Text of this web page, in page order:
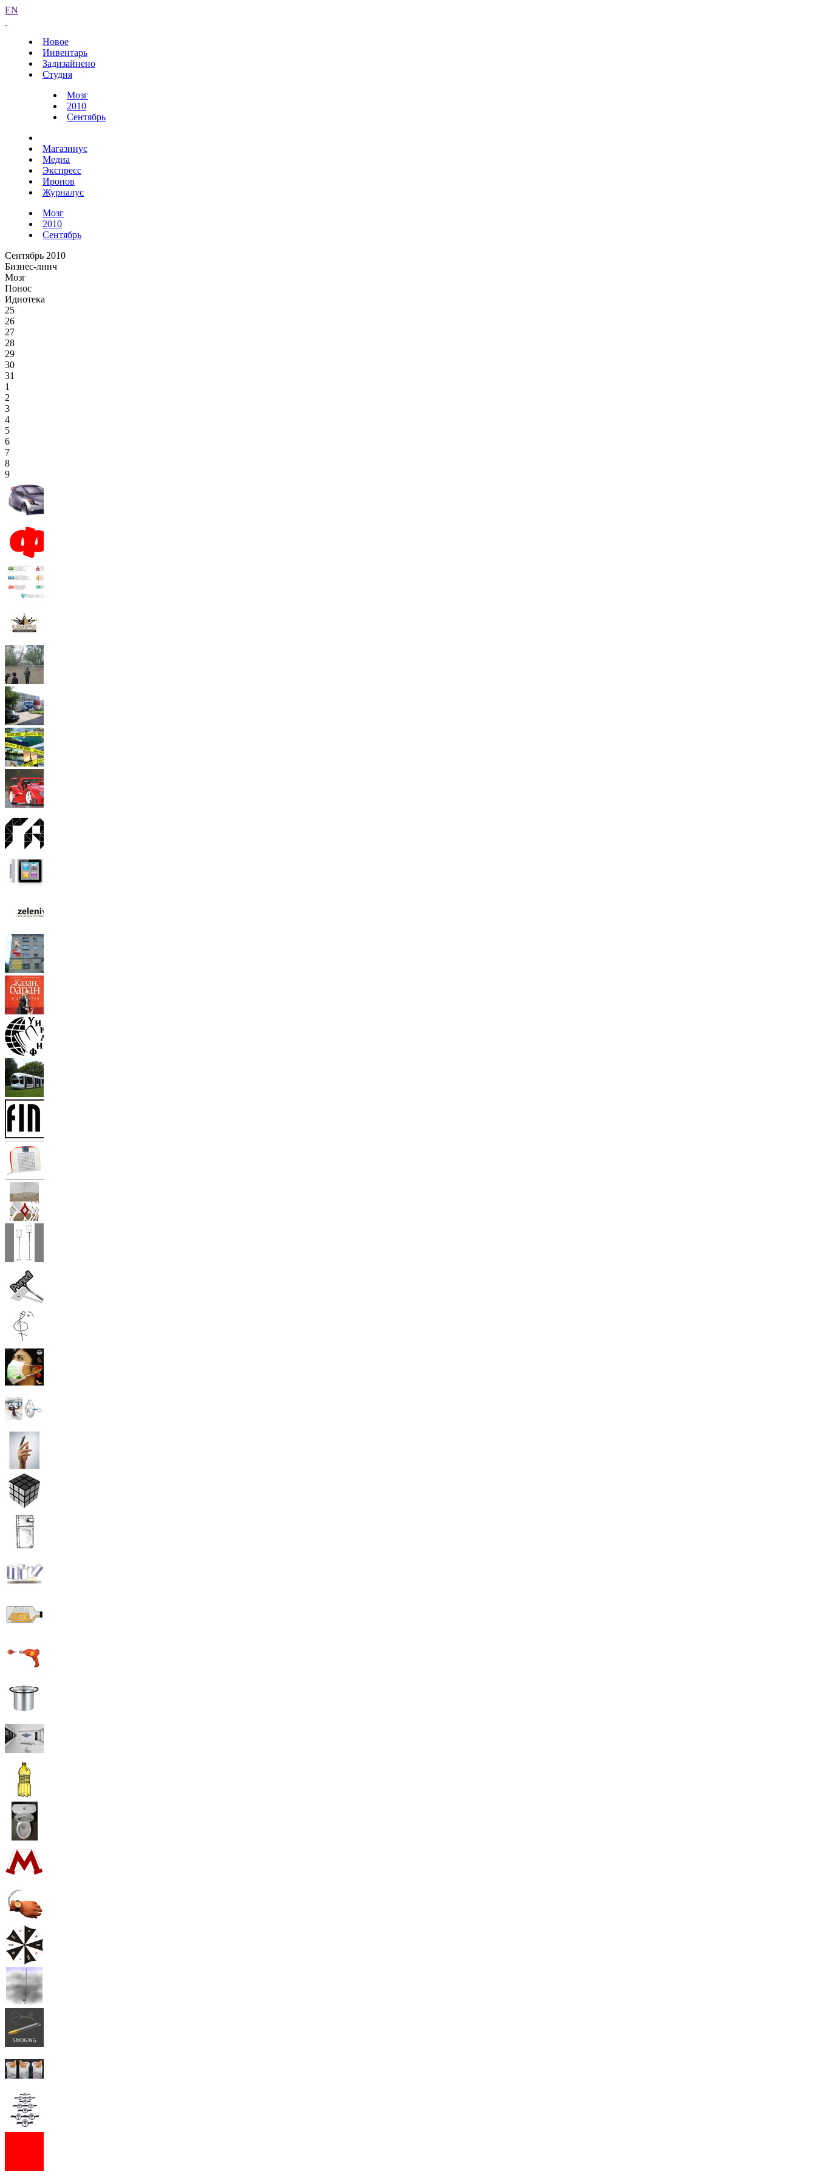
EN
Новое
Инвентарь
Задизайнено
Студия
Мозг
2010
Сентябрь
Магазинус
Медиа
Экспресс
Иронов
Журналус
Мозг
2010
Сентябрь
Сентябрь 2010
Бизнес-линч
Мозг
Понос
Идиотека
25
26
27
28
29
30
31
1
2
3
4
5
6
7
8
9